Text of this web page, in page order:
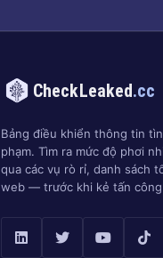
CheckLeaked.cc
Bảng điều khiển thông tin
phạm. Tìm ra mức độ phơi
qua các vụ rò rỉ, danh sách
web — trước khi kẻ tấn công